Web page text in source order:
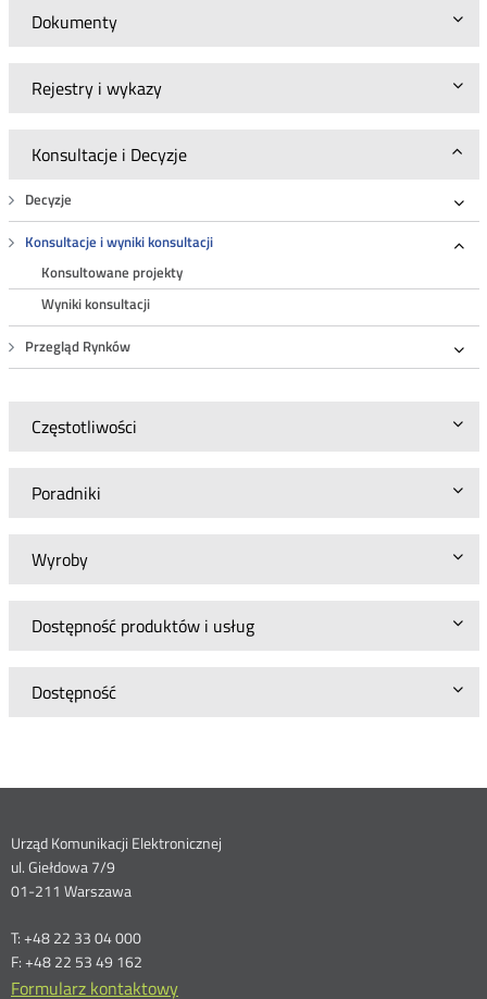
Dokumenty
Rejestry i wykazy
Konsultacje i Decyzje
Decyzje
Konsultacje i wyniki konsultacji
Konsultowane projekty
Wyniki konsultacji
Przegląd Rynków
Częstotliwości
Poradniki
Wyroby
Dostępność produktów i usług
Dostępność
Dane
kontaktowe
Urząd Komunikacji Elektronicznej
ul. Giełdowa 7/9
01-211 Warszawa
T: +48 22 33 04 000
F: +48 22 53 49 162
Formularz kontaktowy